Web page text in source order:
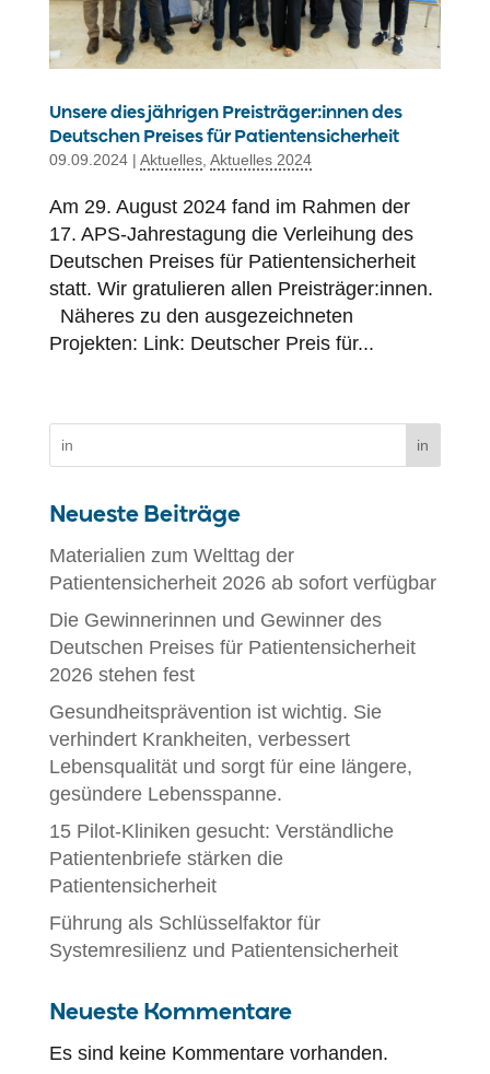
Unsere diesjährigen Preisträger:innen des
Deutschen Preises für Patientensicherheit
09.09.2024| Aktuelles, Aktuelles 2024
Am 29. August 2024 fand im Rahmen der
17. APS-Jahrestagung die Verleihung des
Deutschen Preises für Patientensicherheit
statt. Wir gratulieren allen Preisträger:innen.
Näheres zu den ausgezeichneten
Projekten: Link: Deutscher Preis für...
in
Neueste Beiträge
Materialien zum Welttag der
Patientensicherheit 2026 ab sofort verfügbar
Die Gewinnerinnen und Gewinner des
Deutschen Preises für Patientensicherheit
2026 stehen fest
Gesundheitsprävention ist wichtig. Sie
verhindert Krankheiten, verbessert
Lebensqualität und sorgt für eine längere,
gesündere Lebensspanne.
15 Pilot-Kliniken gesucht: Verständliche
Patientenbriefe stärken die
Patientensicherheit
Führung als Schlüsselfaktor für
Systemresilienz und Patientensicherheit
Neueste Kommentare
Es sind keine Kommentare vorhanden.